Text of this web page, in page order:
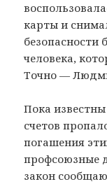
карты и
безопасности
человека,
Точно —
Пока
счетов
погашения
профсоюзные
закон